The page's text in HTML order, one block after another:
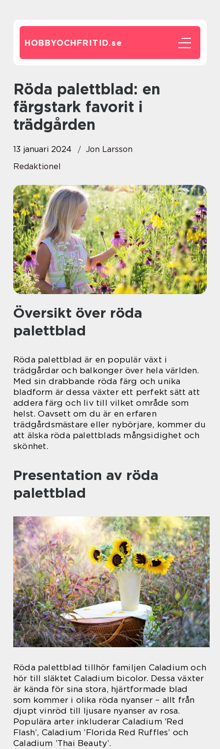
HOBBYOCHFRITID.se
Röda palettblad: en
färgstark favorit i
trädgården
13 januari 2024
Jon Larsson
Redaktionel
Översikt över röda
palettblad
Röda palettblad är en populär växt i
trädgårdar och balkonger över hela världen.
Med sin drabbande röda färg och unika
bladform är dessa växter ett perfekt sätt att
addera färg och liv till vilket område som
helst. Oavsett om du är en erfaren
trädgårdsmästare eller nybörjare, kommer du
att älska röda palettblads mångsidighet och
skönhet.
Presentation av röda
palettblad
Röda palettblad tillhör familjen Caladium och
hör till släktet Caladium bicolor. Dessa växter
är kända för sina stora, hjärtformade blad
som kommer i olika röda nyanser – allt från
djupt vinröd till ljusare nyanser av rosa.
Populära arter inkluderar Caladium ’Red
Flash’, Caladium ’Florida Red Ruffles’ och
Caladium ’Thai Beauty’.